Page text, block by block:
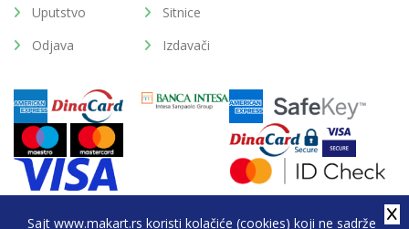
Sajt www.makart.rs koristi kolačiće (cookies) koji ne sadrže
Uputstvo
Odjava
Sitnice
Izdavači